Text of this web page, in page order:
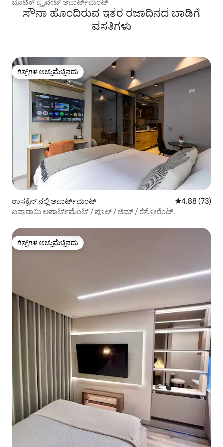
ಬೊಟಿಕ್ ಪ್ರೈವೇಟ್ ಅಪಾರ್ಟ್‌ಮೆಂಟ್
ಸೌನಾ ಹೊಂದಿರುವ ಇತರ ರಜಾದಿನದ ಬಾಡಿಗೆ
ವಸತಿಗಳು
ಗೆಸ್ಟ್‌ಗಳ ಅಚ್ಚುಮೆಚ್ಚಿನದು
ಗೆಸ್ಟ್‌ಗಳ ಅಚ್ಚುಮೆಚ್ಚಿನದು
ಉಸಕ್ವೆನ್ ನಲ್ಲಿ ಅಪಾರ್ಟ್‌ಮಂಟ್ 5 ರಲ್ಲಿ 4.88
4.88 (73)
ಐಷಾರಾಮಿ ಅಪಾರ್ಟ್‌ಮೆಂಟ್ / ಪೂಲ್ / ಜಿಮ್ / ರೆಸ್ಟೋರೆಂಟ್.
ಗೆಸ್ಟ್‌ಗಳ ಅಚ್ಚುಮೆಚ್ಚಿನದು
ಗೆಸ್ಟ್‌ಗಳ ಅಚ್ಚುಮೆಚ್ಚಿನದು